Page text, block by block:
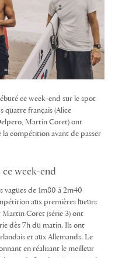
ce week-end sur le spot
quatre français (Alice
Martin Coret) ont
compétition avant de passer
ce week-end
vagues de 1m80 à 2m40
aux premières lueurs
Martin Coret (série 3) ont
dès 7h du matin. Ils ont
et aux Allemands. Le
en réalisant le meilleur